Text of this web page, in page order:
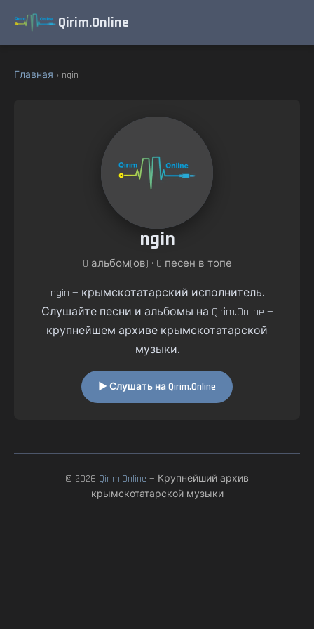
Qirim.Online
Главная › ngin
ngin
0 альбом(ов) • 0 песен в топе
ngin — крымскотатарский исполнитель.
Слушайте песни и альбомы на Qirim.Online —
крупнейшем архиве крымскотатарской
музыки.
▶ Слушать на Qirim.Online
© 2026 Qirim.Online — Крупнейший архив
крымскотатарской музыки